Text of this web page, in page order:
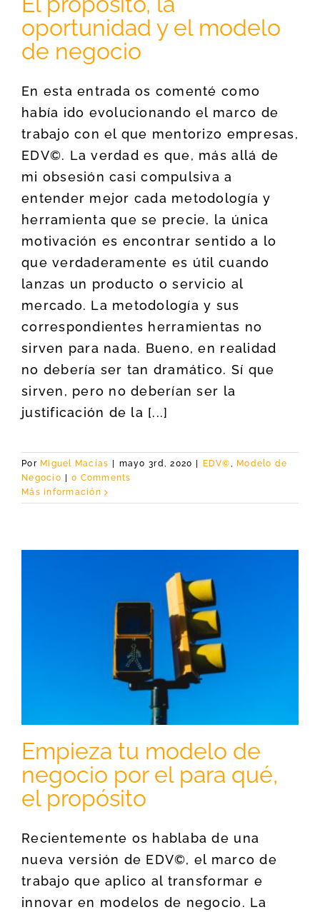
oportunidad y el modelo
de negocio
En esta entrada os comenté como
había ido evolucionando el marco de
trabajo con el que mentorizo empresas,
EDV©. La verdad es que, más allá de
mi obsesión casi compulsiva a
entender mejor cada metodología y
herramienta que se precie, la única
motivación es encontrar sentido a lo
que verdaderamente es útil cuando
lanzas un producto o servicio al
mercado. La metodología y sus
correspondientes herramientas no
sirven para nada. Bueno, en realidad
no debería ser tan dramático. Sí que
sirven, pero no deberían ser la
justificación de la [...]
Por Miguel Macías mayo 3rd, 2020 EDV©, Modelo de
Negocio
0 Comments
Más información
Empieza tu modelo de
negocio por el para qué,
el propósito
Recientemente os hablaba de una
nueva versión de EDV©, el marco de
trabajo que aplico al transformar e
innovar en modelos de negocio. La